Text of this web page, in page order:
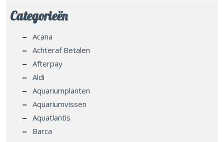
Categorieën
Acana
Achteraf Betalen
Afterpay
Aldi
Aquariumplanten
Aquariumvissen
Aquatlantis
Barca